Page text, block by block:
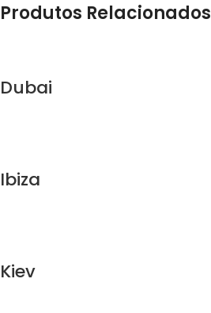
Produtos Relacionados
Dubai
Ibiza
Kiev